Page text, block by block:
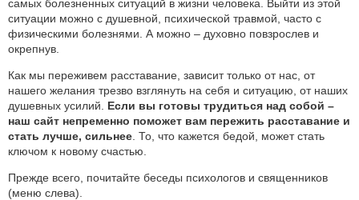
самых болезненных ситуаций в жизни человека. Выйти из этой
ситуации можно с душевной, психической травмой, часто с
физическими болезнями. А можно – духовно повзрослев и
окрепнув.
Как мы переживем расставание, зависит только от нас, от
нашего желания трезво взглянуть на себя и ситуацию, от наших
душевных усилий. Если вы готовы трудиться над собой –
наш сайт непременно поможет вам пережить расставание и
стать лучше, сильнее . То, что кажется бедой, может стать
ключом к новому счастью.
Прежде всего, почитайте беседы психологов и священников
(меню слева).